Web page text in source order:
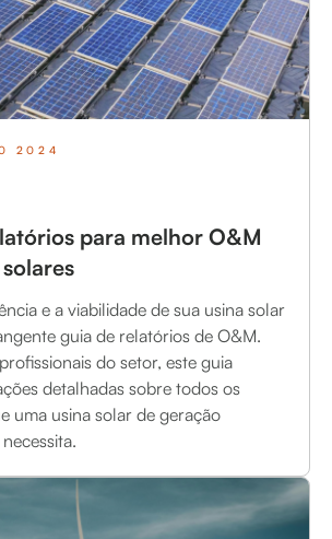
2024
para melhor O&M
e a viabilidade de sua usina solar
guia de relatórios de O&M.
do setor, este guia
detalhadas sobre todos os
uma usina solar de geração